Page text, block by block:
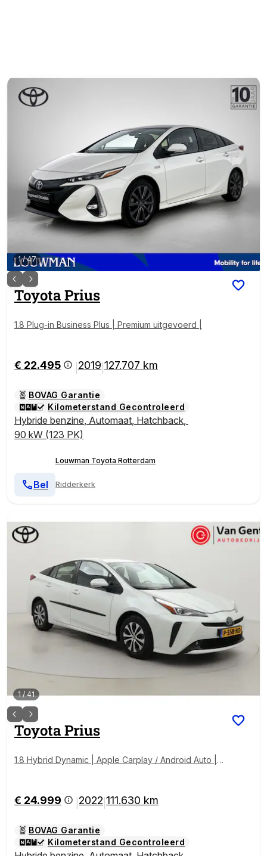
1/47
ToyotaPrius
1.8 Plug-in Business Plus | Premium uitgevoerd |
€ 22.495 2019 127.707 km
BOVAG Garantie
Kilometerstand Gecontroleerd
Hybride benzine, Automaat, Hatchback,
90 kW (123 PK)
Louwman Toyota Rotterdam
Ridderkerk
Bel
1/41
ToyotaPrius
1.8 Hybrid Dynamic | Apple Carplay / Android Auto |
a | 15 inch
€ 24.999 2022 111.630 km
BOVAG Garantie
Kilometerstand Gecontroleerd